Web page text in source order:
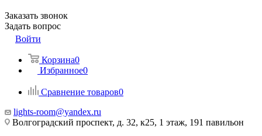
Заказать звонок
Задать вопрос
Войти
Корзина0
Избранное0
Сравнение товаров0
lights-room@yandex.ru
Волгоградский проспект, д. 32, к25, 1 этаж, 191 павильон